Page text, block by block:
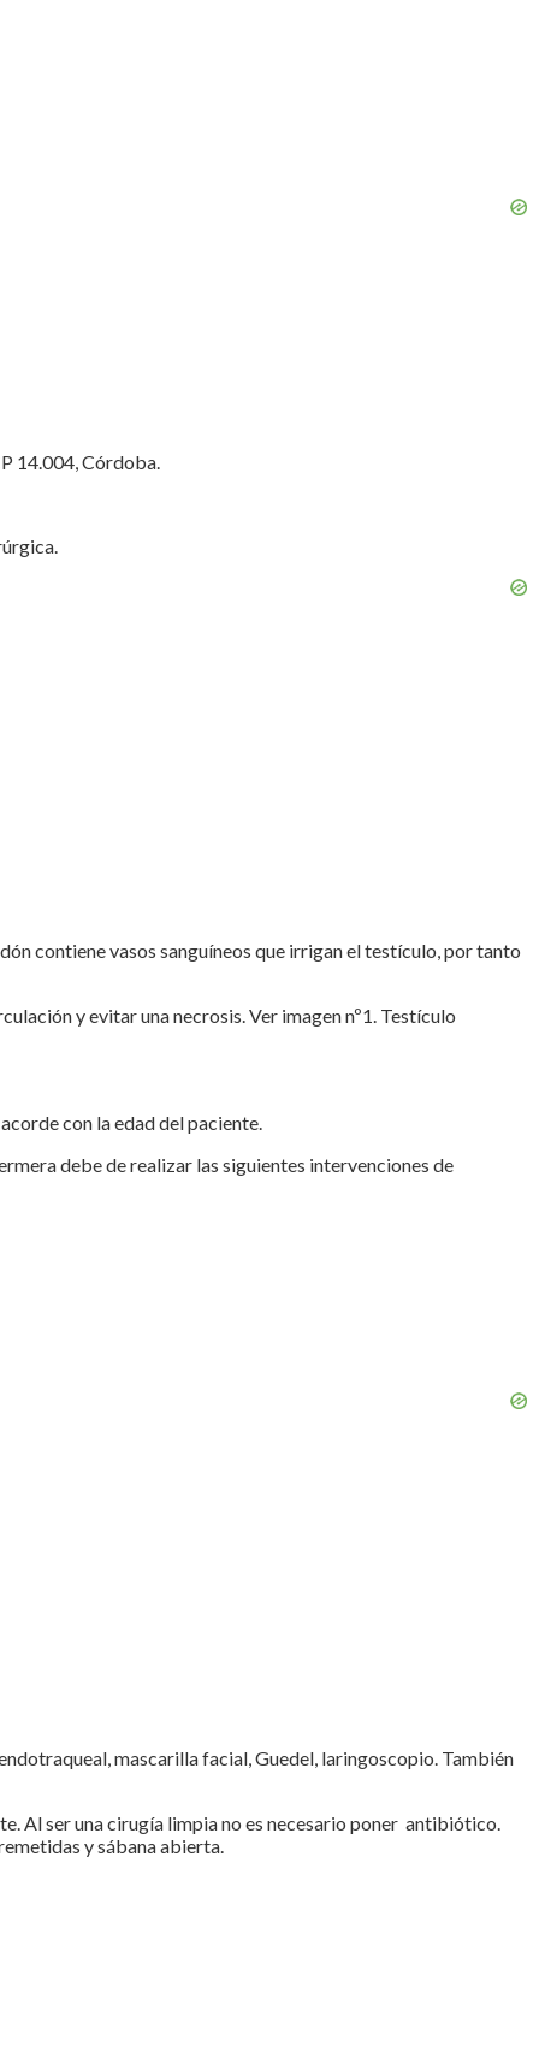
14.004, Córdoba.
contiene vasos sanguíneos que irrigan el testículo, por tanto
y evitar una necrosis. Ver imagen nº1. Testículo
con la edad del paciente.
debe de realizar las siguientes intervenciones de
mascarilla facial, Guedel, laringoscopio. También
Al ser una cirugía limpia no es necesario poner antibiótico.
y sábana abierta.